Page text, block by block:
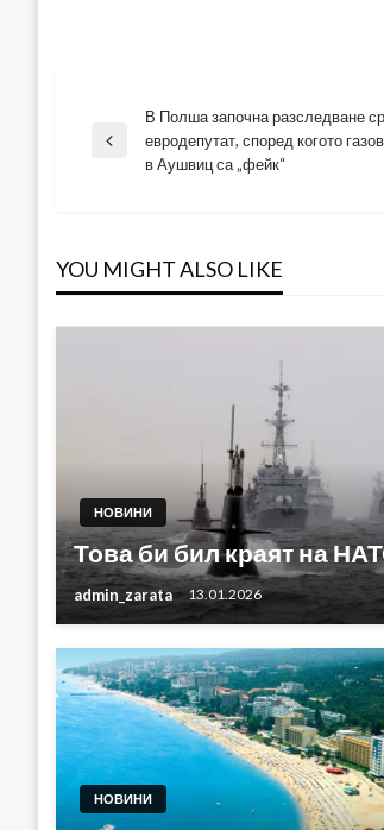
Навигация
Previous
В Полша започна разследване
евродепутат, според когото
в Аушвиц са „фейк“
YOU MIGHT ALSO LIKE
НОВИНИ
Това би бил краят на
admin_zarata 13.01.2026
НОВИНИ